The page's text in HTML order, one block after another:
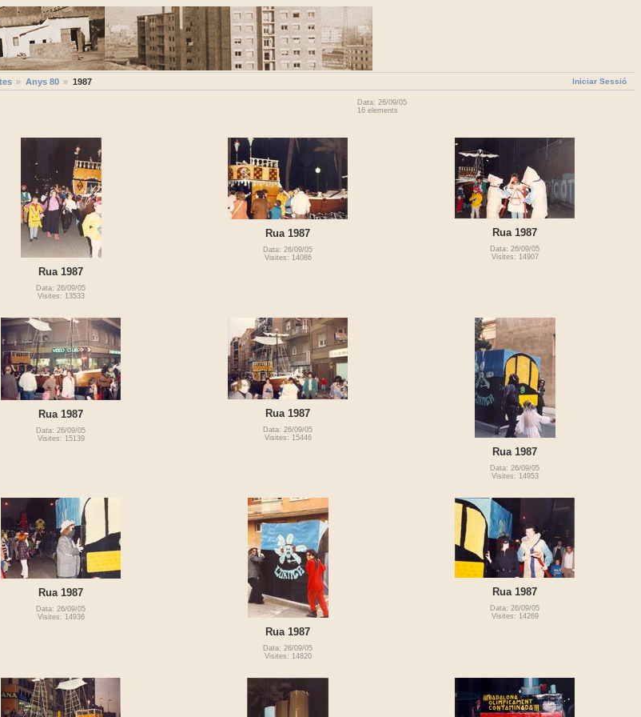
Iniciar Sessió
Anys 80 1987
Data: 26/09/05
16 elements
Rua 1987
Data: 26/09/05
Visites: 13533
Rua 1987
Data: 26/09/05
Visites: 14086
Rua 1987
Data: 26/09/05
Visites: 14907
Rua 1987
Data: 26/09/05
Visites: 15139
Rua 1987
Data: 26/09/05
Visites: 15446
Rua 1987
Data: 26/09/05
Visites: 14953
Rua 1987
Data: 26/09/05
Visites: 14936
Rua 1987
Data: 26/09/05
Visites: 14820
Rua 1987
Data: 26/09/05
Visites: 14269